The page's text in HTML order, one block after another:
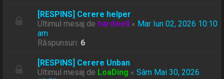
[RESPINS] Cerere helper
Ultimul mesaj de hardwell « Mar Iun 02, 2026 10:10
am
Răspunsuri: 6
[RESPINS] Cerere Unban
Ultimul mesaj de LoaDing «Sâm Mai 30, 2026